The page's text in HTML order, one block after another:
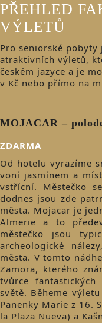
PŘEHLED
VÝLETŮ
Pro seniorské
atraktivních výletů,
českém jazyce a je
v Kč nebo přímo na
MOJACAR –
ZDARMA
Od hotelu vyrazíme
voní jasmínem a
vstřícní. Městečko
dodnes jsou zde
města. Mojacar je
Almerie a to
městečko jsou
archeologické
města. V tomto
Zamora, kterého
tvůrce
světě. Běheme
Panenky Marie z 16.
la Plaza Nueva) a